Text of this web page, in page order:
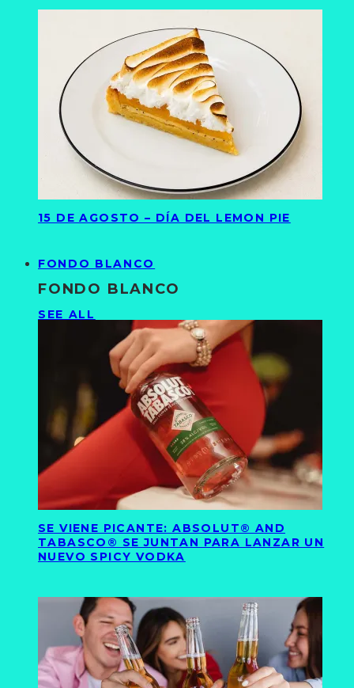
15 DE AGOSTO – DÍA DEL LEMON PIE
FONDO BLANCO
FONDO BLANCO
SEE ALL
SE VIENE PICANTE: ABSOLUT® AND
TABASCO® SE JUNTAN PARA LANZAR UN
NUEVO SPICY VODKA